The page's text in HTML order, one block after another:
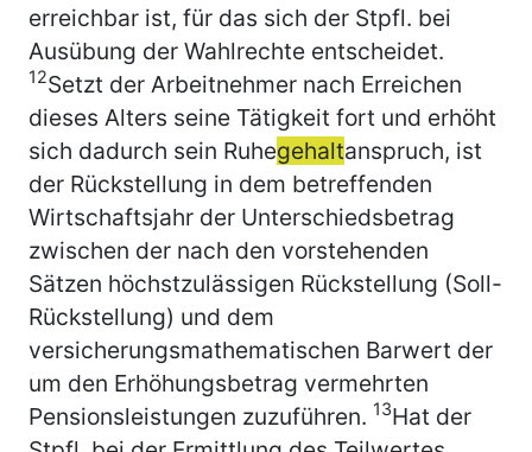
erreichbar ist, für das sich der Stpfl. bei
Ausübung der Wahlrechte entscheidet.
12Setzt der Arbeitnehmer nach Erreichen
dieses Alters seine Tätigkeit fort und erhöht
sich dadurch sein Ruhegehaltanspruch, ist
der Rückstellung in dem betreffenden
Wirtschaftsjahr der Unterschiedsbetrag
zwischen der nach den vorstehenden
Sätzen höchstzulässigen Rückstellung (Soll-
Rückstellung) und dem
versicherungsmathematischen Barwert der
um den Erhöhungsbetrag vermehrten
Pensionsleistungen zuzuführen. 13Hat der